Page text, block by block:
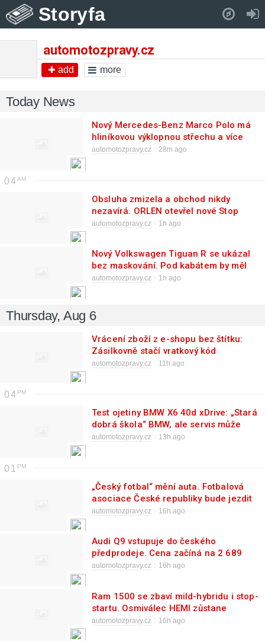
Storyfa
automotozpravy.cz
add more
Today News
Nový Mercedes-Benz Marco Polo má
hliníkovou výklopnou střechu a více
místa na spaní
automotozpravy.cz 28m ago
04
Obsluha zmizela a obchod nikdy
nezavírá. ORLEN otevřel nové Stop
Cafe v Praze
automotozpravy.cz 1h ago
Nový Volkswagen Tiguan R se ukázal
bez maskování. Pod kabátem by měl
mít techniku z Golfu R
automotozpravy.cz 1h ago
Thursday, Aug 6
Vrácení zboží z e-shopu bez štítku:
Zásilkovně stačí vratkový kód
automotozpravy.cz 11h ago
04
Test ojetiny BMW X6 40d xDrive: „Stará
dobrá škola“ BMW, ale servis může
bolet (2013)
automotozpravy.cz 13h ago
01
„Český fotbal“ mění auta. Fotbalová
asociace České republiky bude jezdit
ve Fordech
automotozpravy.cz 16h ago
Audi Q9 vstupuje do českého
předprodeje. Cena začíná na 2 689
900 Kč
automotozpravy.cz 16h ago
Ram 1500 se zbaví mild-hybridu i stop-
startu. Osmiválec HEMI zůstane
automotozpravy.cz 16h ago
Pull down to refresh..